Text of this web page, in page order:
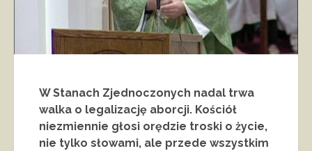
W Stanach Zjednoczonych nadal trwa
walka o legalizację aborcji. Kościół
niezmiennie głosi orędzie troski o życie,
nie tylko słowami, ale przede wszystkim